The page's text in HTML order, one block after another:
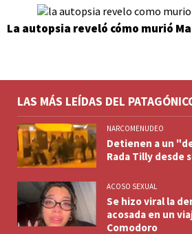
La autopsia reveló cómo murió
LAS MÁS LEÍDAS DEL
NARCOMENUDEO
Detienen a un
Rada Tilly desde
ACOSO SEXUAL
Se hizo viral la
acosada en un
Comodoro